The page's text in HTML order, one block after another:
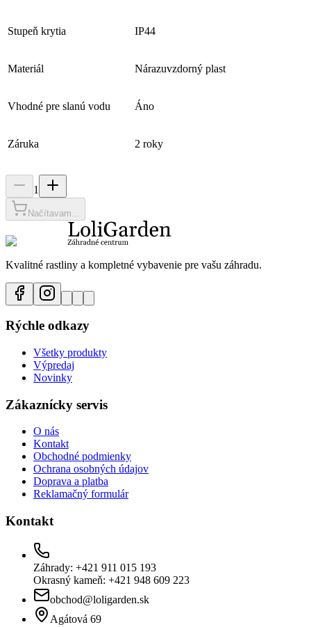
Stupeň krytia IP44
Materiál Nárazuvzdorný plast
Vhodné pre slanú vodu Áno
Záruka 2 roky
1
Načítavam...
Kvalitné rastliny a kompletné vybavenie pre vašu záhradu.
Rýchle odkazy
Všetky produkty
Výpredaj
Novinky
Zákaznícky servis
O nás
Kontakt
Obchodné podmienky
Ochrana osobných údajov
Doprava a platba
Reklamačný formulár
Kontakt
Záhrady: +421 911 015 193
Okrasný kameň: +421 948 609 223
obchod@loligarden.sk
Agátová 69